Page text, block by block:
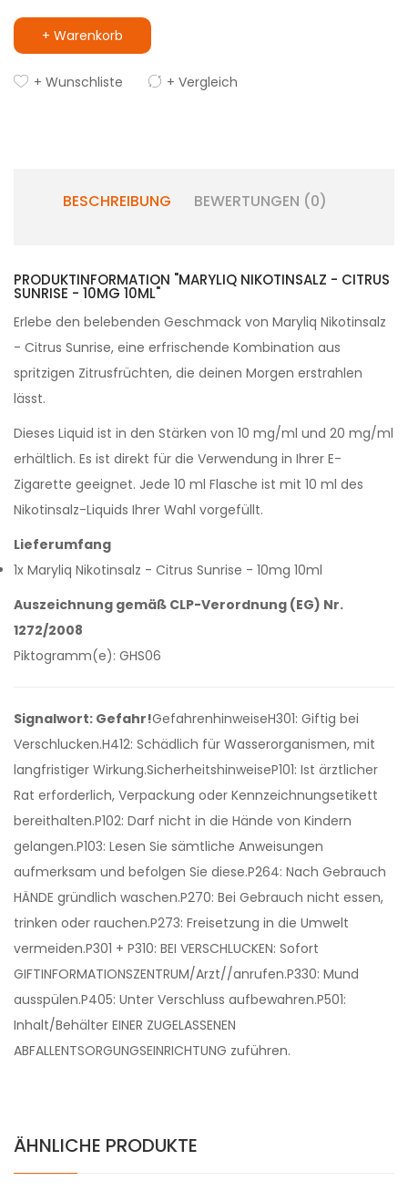
+ Warenkorb
+ Wunschliste + Vergleich
BESCHREIBUNG BEWERTUNGEN (0)
PRODUKTINFORMATION "MARYLIQ NIKOTINSALZ - CITRUS
SUNRISE - 10MG 10ML"
Erlebe den belebenden Geschmack von Maryliq Nikotinsalz
- Citrus Sunrise, eine erfrischende Kombination aus
spritzigen Zitrusfrüchten, die deinen Morgen erstrahlen
lässt.
Dieses Liquid ist in den Stärken von 10 mg/ml und 20 mg/ml
erhältlich. Es ist direkt für die Verwendung in Ihrer E-
Zigarette geeignet. Jede 10 ml Flasche ist mit 10 ml des
Nikotinsalz-Liquids Ihrer Wahl vorgefüllt.
Lieferumfang
1x Maryliq Nikotinsalz - Citrus Sunrise - 10mg 10ml
Auszeichnung gemäß CLP-Verordnung (EG) Nr.
1272/2008
Piktogramm(e): GHS06
Signalwort: Gefahr!GefahrenhinweiseH301: Giftig bei
Verschlucken.H412: Schädlich für Wasserorganismen, mit
langfristiger Wirkung.SicherheitshinweiseP101: Ist ärztlicher
Rat erforderlich, Verpackung oder Kennzeichnungsetikett
bereithalten.P102: Darf nicht in die Hände von Kindern
gelangen.P103: Lesen Sie sämtliche Anweisungen
aufmerksam und befolgen Sie diese.P264: Nach Gebrauch
HÄNDE gründlich waschen.P270: Bei Gebrauch nicht essen,
trinken oder rauchen.P273: Freisetzung in die Umwelt
vermeiden.P301 + P310: BEI VERSCHLUCKEN: Sofort
GIFTINFORMATIONSZENTRUM/Arzt//anrufen.P330: Mund
ausspülen.P405: Unter Verschluss aufbewahren.P501:
Inhalt/Behälter EINER ZUGELASSENEN
ABFALLENTSORGUNGSEINRICHTUNG zuführen.
ÄHNLICHE PRODUKTE